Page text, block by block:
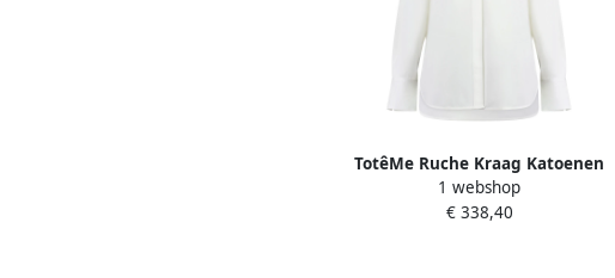
TotêMe Ruche Kraag Katoenen
Shirt White Dames
1 webshop
€ 338,40